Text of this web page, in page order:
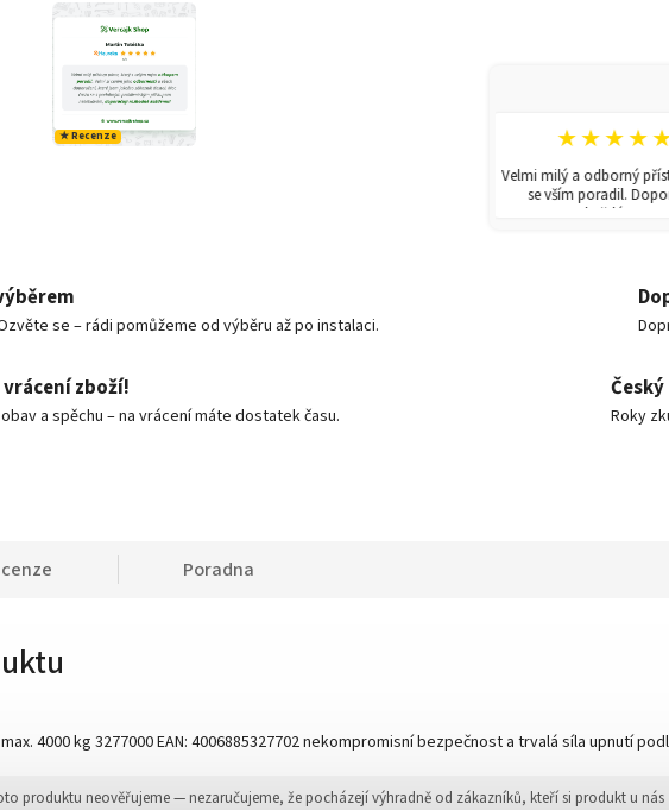
★ Recenze ★★★★★
Velmi milý a odborný
se vším poradil.
každému!
se – rádi pomůžeme od výběru až po instalaci.
vrácení zboží!
a spěchu – na vrácení máte dostatek času. Roky
Poradna
4000 kg 3277000 EAN: 4006885327702 nekompromisní bezpečnost a trvalá síla upnutí
produktu neověřujeme — nezaručujeme, že pocházejí výhradně od zákazníků, kteří si produkt u